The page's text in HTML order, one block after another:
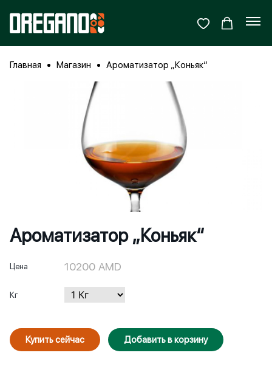
Главная Магазин Ароматизатор „Коньяк“
Ароматизатор „Коньяк“
Цена 10200 AMD
Кг
Купить сейчас Добавить в корзину